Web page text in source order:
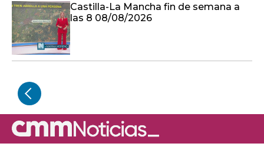
Castilla-La Mancha fin de semana a
las 8 08/08/2026